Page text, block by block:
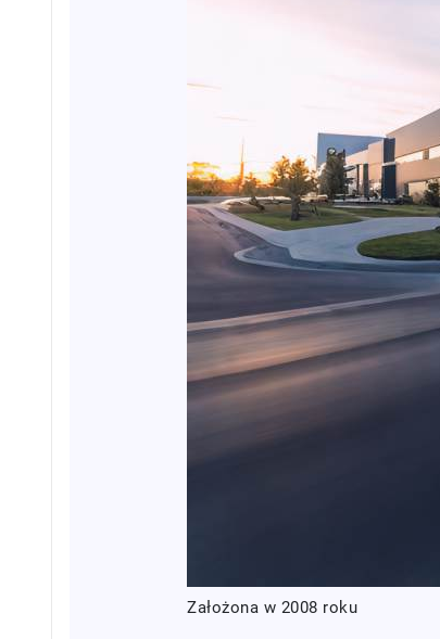
Założona w 2008 roku